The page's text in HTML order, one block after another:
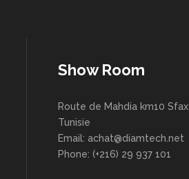
Show Room
Route de Mahdia km10 Sfax,
Tunisie
Email: achat@diamtech.net
Phone: (+216) 29 937 101